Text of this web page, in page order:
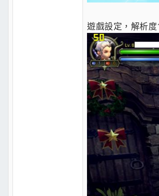
遊戲設定，解析